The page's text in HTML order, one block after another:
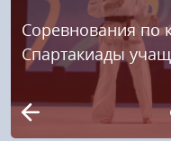
Соревнования по
Спартакиады